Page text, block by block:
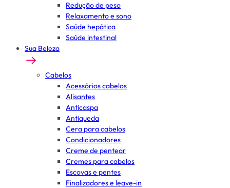
Redução de peso
Relaxamento e sono
Saúde hepática
Saúde intestinal
Sua Beleza
Cabelos
Acessórios cabelos
Alisantes
Anticaspa
Antiqueda
Cera para cabelos
Condicionadores
Creme de pentear
Cremes para cabelos
Escovas e pentes
Finalizadores e leave-in